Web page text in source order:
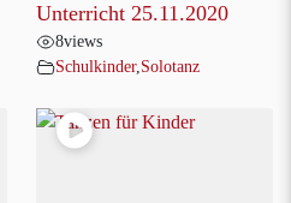
Unterricht 25.11.2020
8views
Schulkinder, Solotanz